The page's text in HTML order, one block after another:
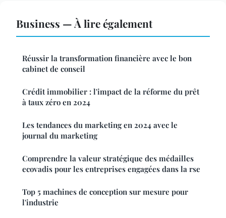
Business — À lire également
Réussir la transformation financière avec le bon
cabinet de conseil
Crédit immobilier : l'impact de la réforme du prêt
à taux zéro en 2024
Les tendances du marketing en 2024 avec le
journal du marketing
Comprendre la valeur stratégique des médailles
ecovadis pour les entreprises engagées dans la rse
Top 5 machines de conception sur mesure pour
l'industrie